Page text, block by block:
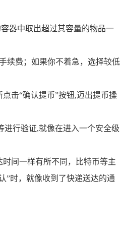
器中取出超过其容量的物品一
续费；如果你不着急，选择较低
击“确认提币”按钮,迈出提币操
进行验证,就像在进入一个安全级
间一样有所不同，比特币等主
”时，就像收到了快递送达的通